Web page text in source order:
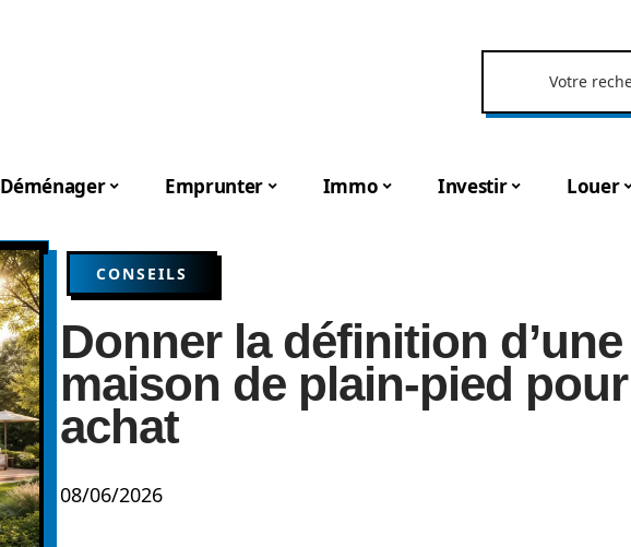
Déménager Emprunter Immo Investir Louer
CONSEILS
Donner la définition d’une
maison de plain-pied
achat
08/06/2026